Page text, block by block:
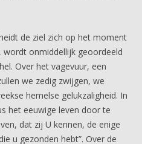
de ziel zich op het moment
onmiddellijk geoordeeld
Over het vagevuur, een
we zedig zwijgen, we
hemelse gelukzaligheid. In
het eeuwige leven door te
dat zij U kennen, de enige
u gezonden hebt”. Over de